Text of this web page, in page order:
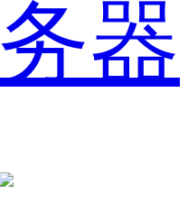
务器